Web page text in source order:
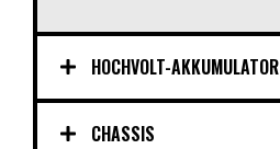
HOCHVOLT-AKKUMULATOR
CHASSIS